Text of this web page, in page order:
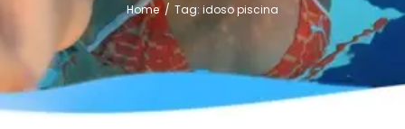
Home Tag: idoso piscina